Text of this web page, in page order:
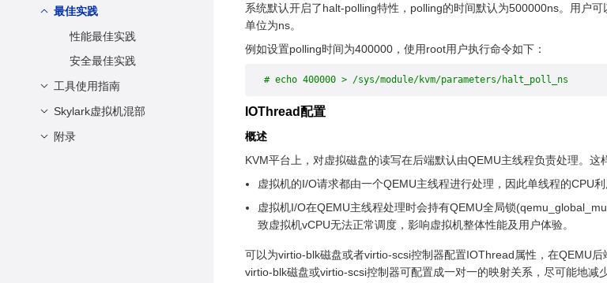
其他常见配置项
XML配置文件示例
虚拟机安全启动
管理虚拟内存
管理虚拟磁盘
管理虚拟网卡
配置虚拟串口
管理设备直通
管理虚拟机USB
管理快照
虚拟机NMI Watchdog
最佳实践
性能最佳实践
安全最佳实践
工具使用指南
简介
vmtop
Skylark虚拟机混部
Skylark概述
附录
系统默认开启了halt-polling特性，polling的时间默认为500000ns。用户
单位为ns。
例如设置polling时间为400000，使用root用户执行命令如下：
# echo 400000 > /sys/module/kvm/parameters/halt_poll_ns
IOThread配置
概述
KVM平台上，对虚拟磁盘的读写在后端默认由QEMU主线程负责处理。这
虚拟机的I/O请求都由一个QEMU主线程进行处理，因此单线程的CPU
虚拟机I/O在QEMU主线程处理时会持有QEMU全局锁
致虚拟机vCPU无法正常调度，影响虚拟机整体性能及用户体验。
可以为virtio-blk磁盘或者virtio-scsi控制器配置IOThread属性，在QEMU
virtio-blk磁盘或virtio-scsi控制器可配置成一对一的映射关系，尽可能地减